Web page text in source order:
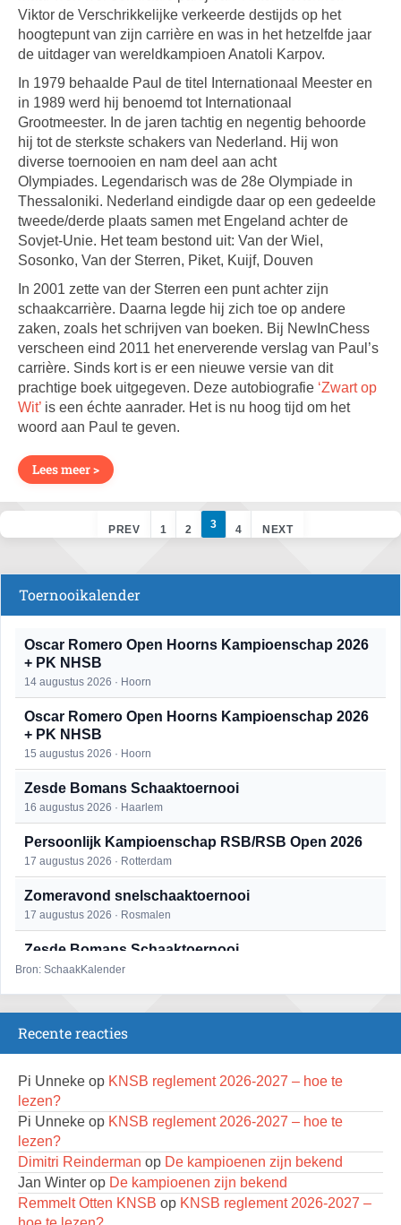
Viktor de Verschrikkelijke verkeerde destijds op het
hoogtepunt van zijn carrière en was in het hetzelfde jaar
de uitdager van wereldkampioen Anatoli Karpov.
In 1979 behaalde Paul de titel Internationaal Meester en
in 1989 werd hij benoemd tot Internationaal
Grootmeester. In de jaren tachtig en negentig behoorde
hij tot de sterkste schakers van Nederland. Hij won
diverse toernooien en nam deel aan acht
Olympiades. Legendarisch was de 28e Olympiade in
Thessaloniki. Nederland eindigde daar op een gedeelde
tweede/derde plaats samen met Engeland achter de
Sovjet-Unie. Het team bestond uit: Van der Wiel,
Sosonko, Van der Sterren, Piket, Kuijf, Douven
In 2001 zette van der Sterren een punt achter zijn
schaakcarrière. Daarna legde hij zich toe op andere
zaken, zoals het schrijven van boeken. Bij NewInChess
verscheen eind 2011 het enerverende verslag van Paul’s
carrière. Sinds kort is er een nieuwe versie van dit
prachtige boek uitgegeven. Deze autobiografie ‘Zwart op
Wit’ is een échte aanrader. Het is nu hoog tijd om het
woord aan Paul te geven.
Lees meer >
PREV 1 2 3 4 NEXT
Toernooikalender
Oscar Romero Open Hoorns Kampioenschap 2026
+ PK NHSB
14 augustus 2026 · Hoorn
Oscar Romero Open Hoorns Kampioenschap 2026
+ PK NHSB
15 augustus 2026 · Hoorn
Zesde Bomans Schaaktoernooi
16 augustus 2026 · Haarlem
Persoonlijk Kampioenschap RSB/RSB Open 2026
17 augustus 2026 · Rotterdam
Zomeravond snelschaaktoernooi
17 augustus 2026 · Rosmalen
Zesde Bomans Schaaktoernooi
17 augustus 2026 · Haarlem
Persoonlijk Kampioenschap RSB/RSB Open 2026
18 augustus 2026 · Rotterdam
Mat op ‘t Wad
22 augustus 2026 · Den Burg, Texel
Simultaan The Butcher
22 augustus 2026 · Utrecht
Open 6e Senioren-50+ Zomer-rapidschaaktoernooi
Bron: SchaakKalender
Recente reacties
Pi Unneke op KNSB reglement 2026-2027 – hoe te
lezen?
Pi Unneke op KNSB reglement 2026-2027 – hoe te
lezen?
Dimitri Reinderman op De kampioenen zijn bekend
Jan Winter op De kampioenen zijn bekend
Remmelt Otten KNSB op KNSB reglement 2026-2027 –